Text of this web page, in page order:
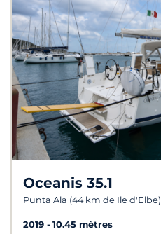
Oceanis 35.1
Punta Ala (44 km de Ile d'Elbe)
2019
10.45 mètres